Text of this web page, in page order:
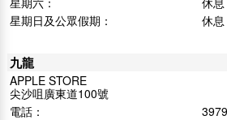
星期日及公眾假期：
休息
九龍
APPLE STORE
尖沙咀廣東道100號
電話：